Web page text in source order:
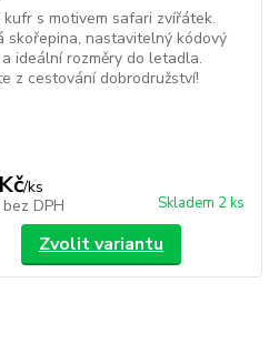
kufr s motivem safari zvířátek.
skořepina, nastavitelný kódový
ideální rozměry do letadla.
z cestování dobrodružství!
/ks
bez DPH Skladem 2 ks
Zvolit variantu